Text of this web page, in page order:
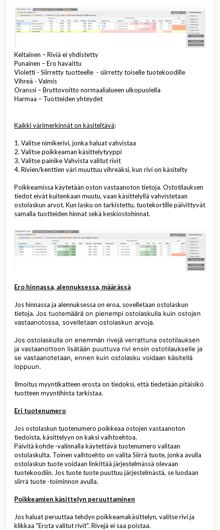
Keltainen – Riviä ei yhdistetty
Punainen – Ero havaittu
Violetti - Siirretty tuotteelle - siirretty toiselle tuotekoodille
Vihreä - Valmis
Oranssi – Bruttovoitto normaalialueen ulkopuolella
Harmaa – Tuotteiden yhteydet
Kaikki värimerkinnät on käsiteltävä:
1. Valitse nimikerivi, jonka haluat vahvistaa
2. Valitse poikkeaman käsittelytyyppi
3. Valitse painike Vahvista valitut rivit
4. Rivien/kenttien väri muuttuu vihreäksi, kun rivi on käsitelty
Poikkeamissa käytetään oston vastaanoton tietoja. Ostotilauksen
tiedot eivät kuitenkaan muutu, vaan käsittelyllä vahvistetaan
ostolaskun arvot. Kun lasku on tarkistettu, tuotekortille päivittyvät
samalla tuotteiden hinnat sekä keskiostohinnat.
Ero hinnassa, alennuksessa, määrässä
Jos hinnassa ja alennuksessa on eroa, sovelletaan ostolaskun
tietoja. Jos tuotemäärä on pienempi ostolaskulla kuin ostojen
vastaanotossa, sovelletaan ostolaskun arvoja.
Jos ostolaskulla on enemmän rivejä verrattuna ostotilauksen
ja vastaanottoon lisätään puuttuva rivi ensin ostotilaukselle ja
se vastaanotetaan, ennen kuin ostolasku voidaan käsitellä
loppuun.
Ilmoitus myyntikatteen erosta on tiedoksi, että tiedetään pitäisikö
tuotteen myyntihinta tarkistaa.
Eri tuotenumero
Jos ostolaskun tuotenumero poikkeaa ostojen vastaanoton
tiedoista, käsittelyyn on kaksi vaihtoehtoa.
Päivitä kohde -valinnalla käytettävä tuotenumero valitaan
ostolaskulta. Toinen vaihtoehto on valita Siirrä tuote, jonka avulla
ostolaskun tuote voidaan linkittää järjestelmässä olevaan
tuotekoodiin. Jos tuote tuote puuttuu järjestelmästä, se luodaan
siirrä tuote -toiminnon avulla.
Poikkeamien käsittelyn peruuttaminen
Jos haluat peruuttaa tehdyn poikkeamakäsittelyn, valitse rivi ja
klikkaa "Erota valitut rivit". Rivejä ei saa poistaa.